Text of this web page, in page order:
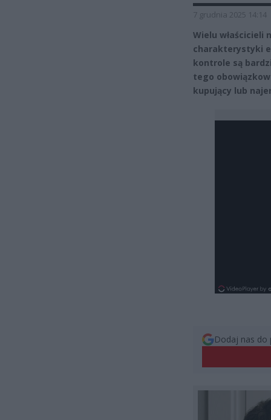
7 grudnia 2025 14:14
Wielu właścicieli
charakterystyki
kontrole są
tego
kupujący lub
Dodaj nas do